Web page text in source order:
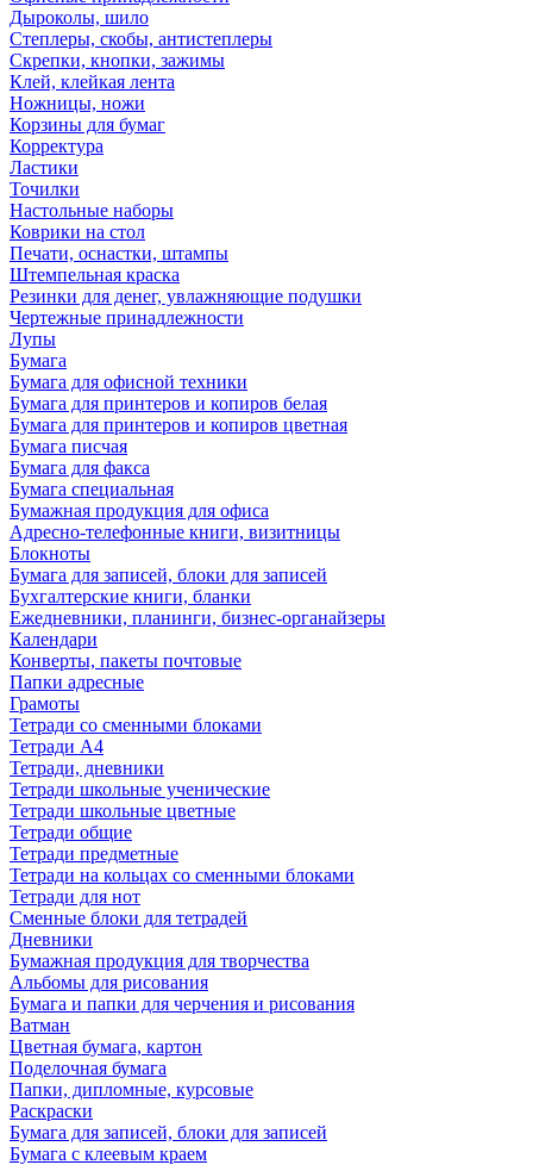
Дыроколы, шило
Степлеры, скобы, антистеплеры
Скрепки, кнопки, зажимы
Клей, клейкая лента
Ножницы, ножи
Корзины для бумаг
Корректура
Ластики
Точилки
Настольные наборы
Коврики на стол
Печати, оснастки, штампы
Штемпельная краска
Резинки для денег, увлажняющие подушки
Чертежные принадлежности
Лупы
Бумага
Бумага для офисной техники
Бумага для принтеров и копиров белая
Бумага для принтеров и копиров цветная
Бумага писчая
Бумага для факса
Бумага специальная
Бумажная продукция для офиса
Адресно-телефонные книги, визитницы
Блокноты
Бумага для записей, блоки для записей
Бухгалтерские книги, бланки
Ежедневники, планинги, бизнес-органайзеры
Календари
Конверты, пакеты почтовые
Папки адресные
Грамоты
Тетради со сменными блоками
Тетради А4
Тетради, дневники
Тетради школьные ученические
Тетради школьные цветные
Тетради общие
Тетради предметные
Тетради на кольцах со сменными блоками
Тетради для нот
Сменные блоки для тетрадей
Дневники
Бумажная продукция для творчества
Альбомы для рисования
Бумага и папки для черчения и рисования
Ватман
Цветная бумага, картон
Поделочная бумага
Папки, дипломные, курсовые
Раскраски
Бумага для записей, блоки для записей
Бумага с клеевым краем